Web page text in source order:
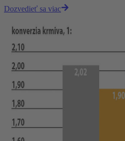
Dozvedieť sa viac